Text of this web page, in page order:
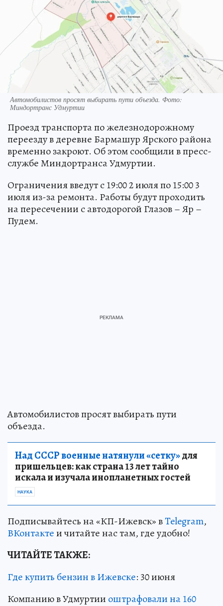
Автомобилистов просят выбирать пути объезда. Фото:
Миндортранс Удмуртии
Проезд транспорта по железнодорожному
переезду в деревне Бармашур Ярского района
временно закроют. Об этом сообщили в пресс-
службе Миндортранса Удмуртии.
Ограничения введут с 19:00 2 июля по 15:00 3
июля из-за ремонта. Работы будут проходить
на пересечении с автодорогой Глазов – Яр –
Пудем.
Автомобилистов просят выбирать пути
объезда.
Над СССР военные натянули «сетку»для
пришельцев: как страна 13 лет тайно
искала и изучала инопланетных гостей
НАУКА
Подписывайтесь на «КП-Ижевск» вTelegram,
ВКонтактеи читайте нас там, где удобно!
ЧИТАЙТЕ ТАКЖЕ:
Где купить бензин в Ижевске: 30 июня
Компанию в Удмуртии оштрафовали на 160